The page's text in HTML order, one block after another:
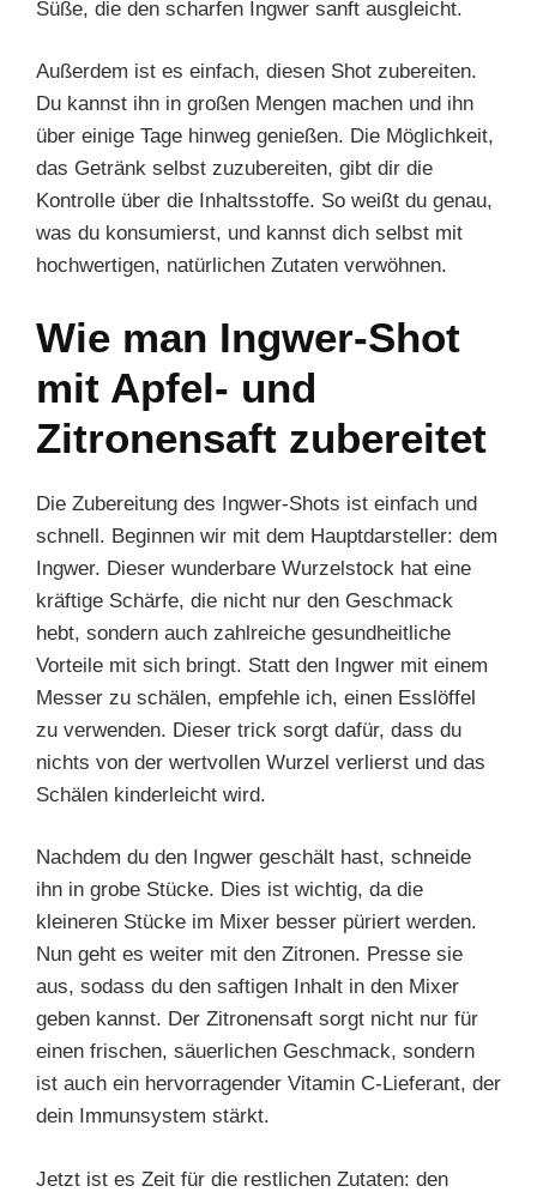
Süße, die den scharfen Ingwer sanft ausgleicht.
Außerdem ist es einfach, diesen Shot zubereiten.
Du kannst ihn in großen Mengen machen und ihn
über einige Tage hinweg genießen. Die Möglichkeit,
das Getränk selbst zuzubereiten, gibt dir die
Kontrolle über die Inhaltsstoffe. So weißt du genau,
was du konsumierst, und kannst dich selbst mit
hochwertigen, natürlichen Zutaten verwöhnen.
Wie man Ingwer-Shot
mit Apfel- und
Zitronensaft zubereitet
Die Zubereitung des Ingwer-Shots ist einfach und
schnell. Beginnen wir mit dem Hauptdarsteller: dem
Ingwer. Dieser wunderbare Wurzelstock hat eine
kräftige Schärfe, die nicht nur den Geschmack
hebt, sondern auch zahlreiche gesundheitliche
Vorteile mit sich bringt. Statt den Ingwer mit einem
Messer zu schälen, empfehle ich, einen Esslöffel
zu verwenden. Dieser trick sorgt dafür, dass du
nichts von der wertvollen Wurzel verlierst und das
Schälen kinderleicht wird.
Nachdem du den Ingwer geschält hast, schneide
ihn in grobe Stücke. Dies ist wichtig, da die
kleineren Stücke im Mixer besser püriert werden.
Nun geht es weiter mit den Zitronen. Presse sie
aus, sodass du den saftigen Inhalt in den Mixer
geben kannst. Der Zitronensaft sorgt nicht nur für
einen frischen, säuerlichen Geschmack, sondern
ist auch ein hervorragender Vitamin C-Lieferant, der
dein Immunsystem stärkt.
Jetzt ist es Zeit für die restlichen Zutaten: den